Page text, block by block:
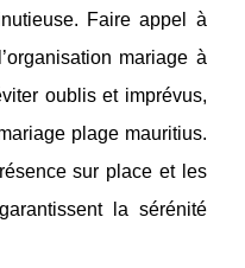
Faire appel à
mariage à
oublis et imprévus,
plage mauritius.
sur place et les
la sérénité